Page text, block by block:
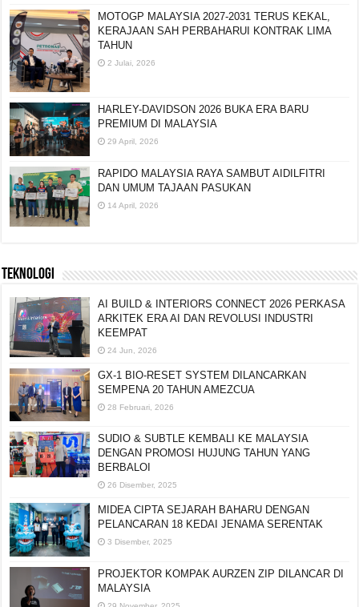
MOTOGP MALAYSIA 2027-2031 TERUS KEKAL,
KERAJAAN SAH PERBAHARUI KONTRAK LIMA
TAHUN
2 Julai, 2026
HARLEY-DAVIDSON 2026 BUKA ERA BARU
PREMIUM DI MALAYSIA
29 April, 2026
RAPIDO MALAYSIA RAYA SAMBUT AIDILFITRI
DAN UMUM TAJAAN PASUKAN
14 April, 2026
TEKNOLOGI
AI BUILD & INTERIORS CONNECT 2026 PERKASA
ARKITEK ERA AI DAN REVOLUSI INDUSTRI
KEEMPAT
24 Jun, 2026
GX-1 BIO-RESET SYSTEM DILANCARKAN
SEMPENA 20 TAHUN AMEZCUA
28 Februari, 2026
SUDIO & SUBTLE KEMBALI KE MALAYSIA
DENGAN PROMOSI HUJUNG TAHUN YANG
BERBALOI
26 Disember, 2025
MIDEA CIPTA SEJARAH BAHARU DENGAN
PELANCARAN 18 KEDAI JENAMA SERENTAK
3 Disember, 2025
PROJEKTOR KOMPAK AURZEN ZIP DILANCAR DI
MALAYSIA